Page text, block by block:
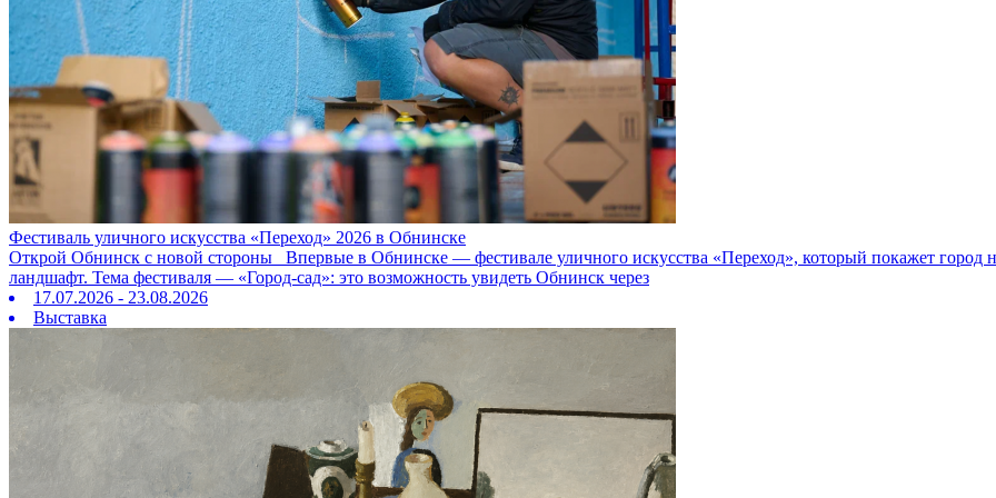
Фестиваль уличного искусства «Переход» 2026 в Обнинске
Открой Обнинск с новой стороны Впервые в Обнинске — фестивале уличного искусства «Переход», который покажет город
ландшафт. Тема фестиваля — «Город‑сад»: это возможность увидеть Обнинск через
17.07.2026 - 23.08.2026
Выставка